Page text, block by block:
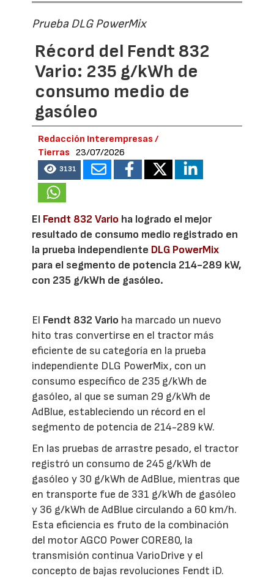
Prueba DLG PowerMix
Récord del Fendt 832
Vario: 235 g/kWh de
consumo medio de
gasóleo
Redacción Interempresas /
Tierras
23/07/2026
3131
El Fendt 832 Vario ha logrado el mejor
resultado de consumo medio registrado en
la prueba independiente DLG PowerMix
para el segmento de potencia 214-289 kW,
con 235 g/kWh de gasóleo.
El Fendt 832 Vario ha marcado un nuevo
hito tras convertirse en el tractor más
eficiente de su categoría en la prueba
independiente DLG PowerMix, con un
consumo específico de 235 g/kWh de
gasóleo, al que se suman 29 g/kWh de
AdBlue, estableciendo un récord en el
segmento de potencia de 214-289 kW.
En las pruebas de arrastre pesado, el tractor
registró un consumo de 245 g/kWh de
gasóleo y 30 g/kWh de AdBlue, mientras que
en transporte fue de 331 g/kWh de gasóleo
y 36 g/kWh de AdBlue circulando a 60 km/h.
Esta eficiencia es fruto de la combinación
del motor AGCO Power CORE80, la
transmisión continua VarioDrive y el
concepto de bajas revoluciones Fendt iD.